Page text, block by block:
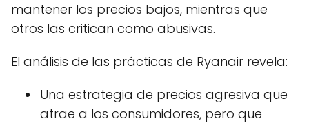
mantener los precios bajos, mientras que
otros las critican como abusivas.
El análisis de las prácticas de Ryanair revela:
Una estrategia de precios agresiva que
atrae a los consumidores, pero que